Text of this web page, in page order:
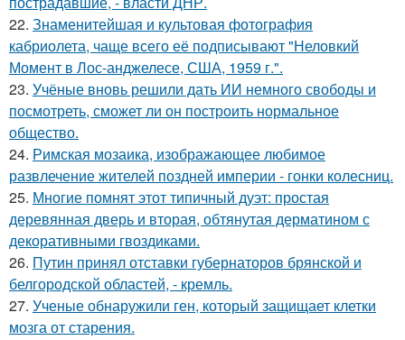
22. Знаменитейшая и культовая фотография
кабриолета, чаще всего её подписывают "Неловкий
Момент в Лос-анджелесе, США, 1959 г.".
23. Учёные вновь решили дать ИИ немного свободы и
посмотреть, сможет ли он построить нормальное
общество.
24. Римская мозаика, изображающее любимое
развлечение жителей поздней империи - гонки колесниц.
25. Многие помнят этот типичный дуэт: простая
деревянная дверь и вторая, обтянутая дерматином с
декоративными гвоздиками.
26. Путин принял отставки губернаторов брянской и
белгородской областей, - кремль.
27. Ученые обнаружили ген, который защищает клетки
мозга от старения.